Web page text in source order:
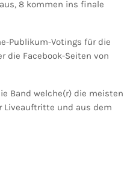
8 kommen ins finale
Publikum-Votings für die
die Facebook-Seiten von
Band welche(r) die meisten
Liveauftritte und aus dem